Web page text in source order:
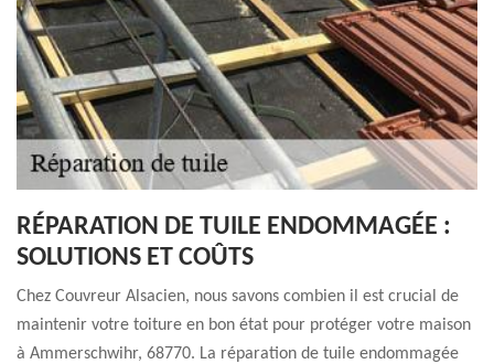
RÉPARATION DE TUILE ENDOMMAGÉE :
SOLUTIONS ET COÛTS
Chez Couvreur Alsacien, nous savons combien il est crucial de
maintenir votre toiture en bon état pour protéger votre maison
à Ammerschwihr, 68770. La réparation de tuile endommagée